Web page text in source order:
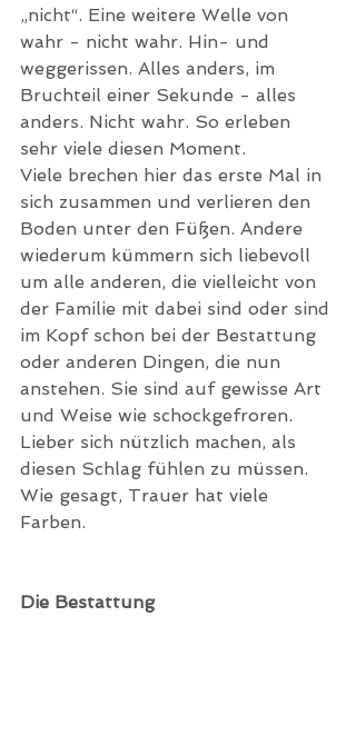
„nicht“. Eine weitere Welle von
wahr - nicht wahr. Hin- und
weggerissen. Alles anders, im
Bruchteil einer Sekunde - alles
anders. Nicht wahr. So erleben
sehr viele diesen Moment.
Viele brechen hier das erste Mal in
sich zusammen und verlieren den
Boden unter den Füßen. Andere
wiederum kümmern sich liebevoll
um alle anderen, die vielleicht von
der Familie mit dabei sind oder sind
im Kopf schon bei der Bestattung
oder anderen Dingen, die nun
anstehen. Sie sind auf gewisse Art
und Weise wie schockgefroren.
Lieber sich nützlich machen, als
diesen Schlag fühlen zu müssen.
Wie gesagt, Trauer hat viele
Farben.
Die Bestattung